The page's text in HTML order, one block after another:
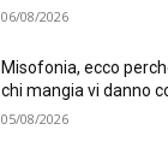
06/08/2026
Misofonia, ecco
chi mangia vi danno
05/08/2026